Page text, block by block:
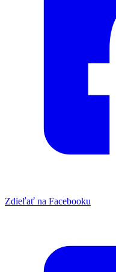
Zdieľať na Facebooku